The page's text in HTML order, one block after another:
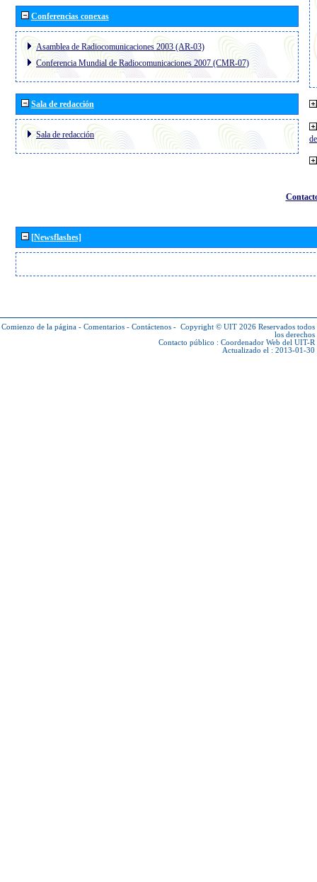
Conferencias conexas
Asamblea de Radiocomunicaciones 2003 (AR-03)
Conferencia Mundial de Radiocomunicaciones 2007 (CMR-07)
Sala de redacción
Sala de redacción
[Newsflashes]
Comienzo de la página - Comentarios - Contáctenos - Copyright © UIT 2026 Reservados todos
los derechos
Contacto público : Coordenador Web del UIT-R
Actualizado el : 2013-01-30